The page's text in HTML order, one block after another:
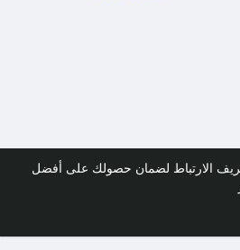
الارتباط لضمان حصولك على أفضل